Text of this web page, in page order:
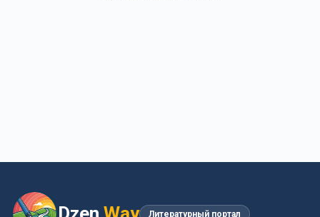
Литературный портал